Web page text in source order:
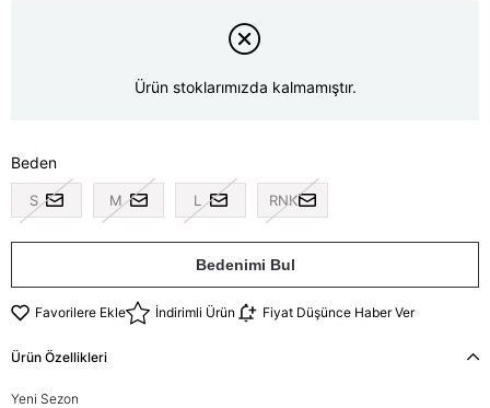
Ürün stoklarımızda kalmamıştır.
Beden
S M L RNK
Bedenimi Bul
Favorilere Ekle İndirimli Ürün Fiyat Düşünce Haber Ver
Ürün Özellikleri
Yeni Sezon